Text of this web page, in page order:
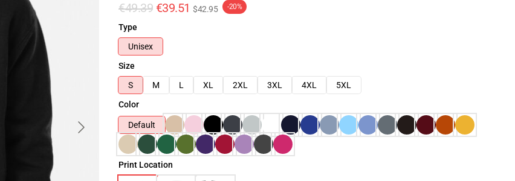
€49.39 €39.51 $42.95 -20%
Type
Unisex
Size
S
M L XL 2XL 3XL 4XL
5XL
Color
Default
Print Location